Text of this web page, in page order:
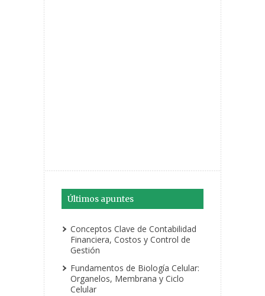
Últimos apuntes
Conceptos Clave de Contabilidad
Financiera, Costos y Control de
Gestión
Fundamentos de Biología Celular:
Organelos, Membrana y Ciclo
Celular